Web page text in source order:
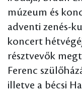
múzeum és
adventi zenés-
koncert
résztvevők
Ferenc
illetve a bécsi